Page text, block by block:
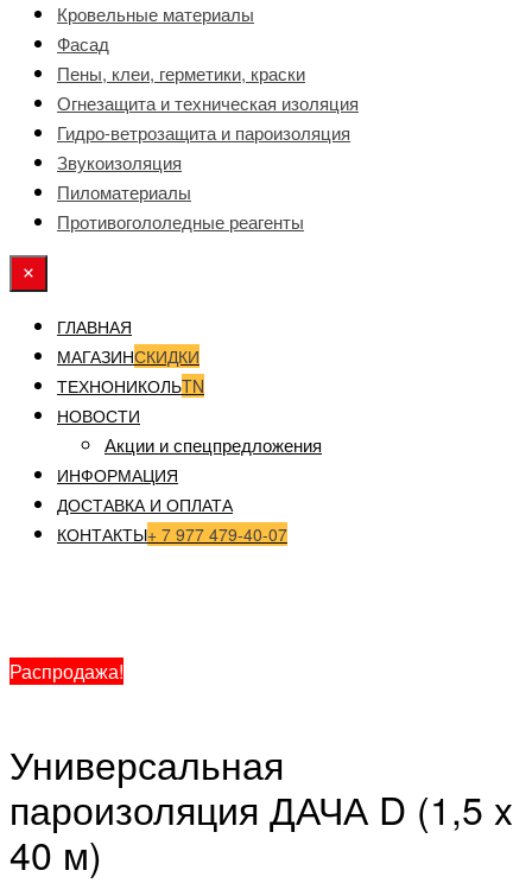
Кровельные материалы
Фасад
Пены, клеи, герметики, краски
Огнезащита и техническая изоляция
Гидро-ветрозащита и пароизоляция
Звукоизоляция
Пиломатериалы
Противогололедные реагенты
ГЛАВНАЯ
МАГАЗИНСКИДКИ
ТЕХНОНИКОЛЬTN
НОВОСТИ
Акции и спецпредложения
ИНФОРМАЦИЯ
ДОСТАВКА И ОПЛАТА
КОНТАКТЫ+ 7 977 479-40-07
Распродажа!
Универсальная
пароизоляция ДАЧА D (1,5 x
40 м)